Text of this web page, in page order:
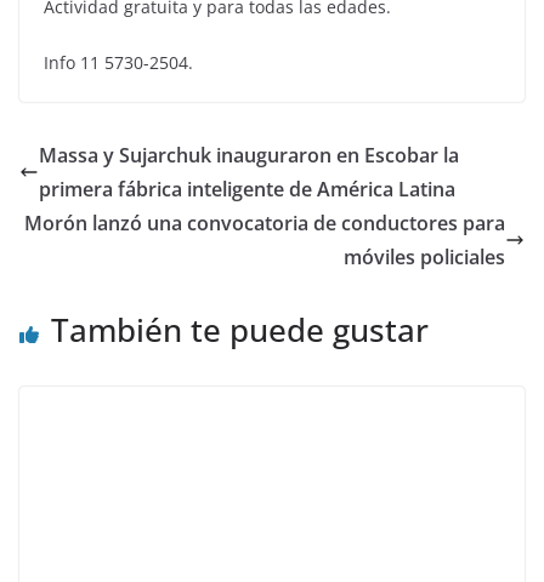
Actividad gratuita y para todas las edades.
Info 11 5730-2504.
Massa y Sujarchuk inauguraron en Escobar la
primera fábrica inteligente de América Latina
Morón lanzó una convocatoria de conductores para
móviles policiales
También te puede gustar